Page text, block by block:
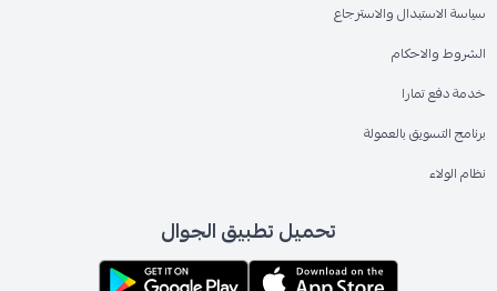
سياسة الاستبدال والاسترجاع
الشروط والاحكام
خدمة دفع تمارا
برنامج التسويق بالعمولة
نظام الولاء
تحميل تطبيق الجوال